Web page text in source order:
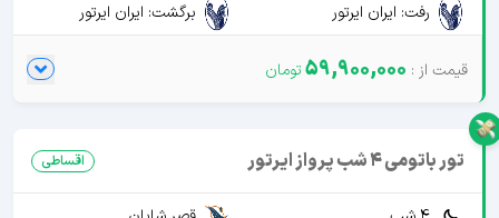
رفت: ایران ایرتور
برگشت: ایران ایرتور
59,900,000
تور باتومی 4 شب پرواز ایرتور اقساطی